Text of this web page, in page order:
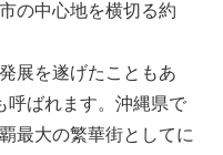
の中心地を横切る約
展を遂げたこともあ
呼ばれます。沖縄県で
最大の繁華街としてに